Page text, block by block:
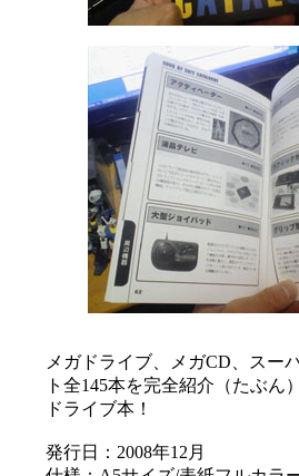
メガドライブ、メガCD、スー
ト全145本を完全紹介（たぶん
ドライブ本！
発行日：2008年12月